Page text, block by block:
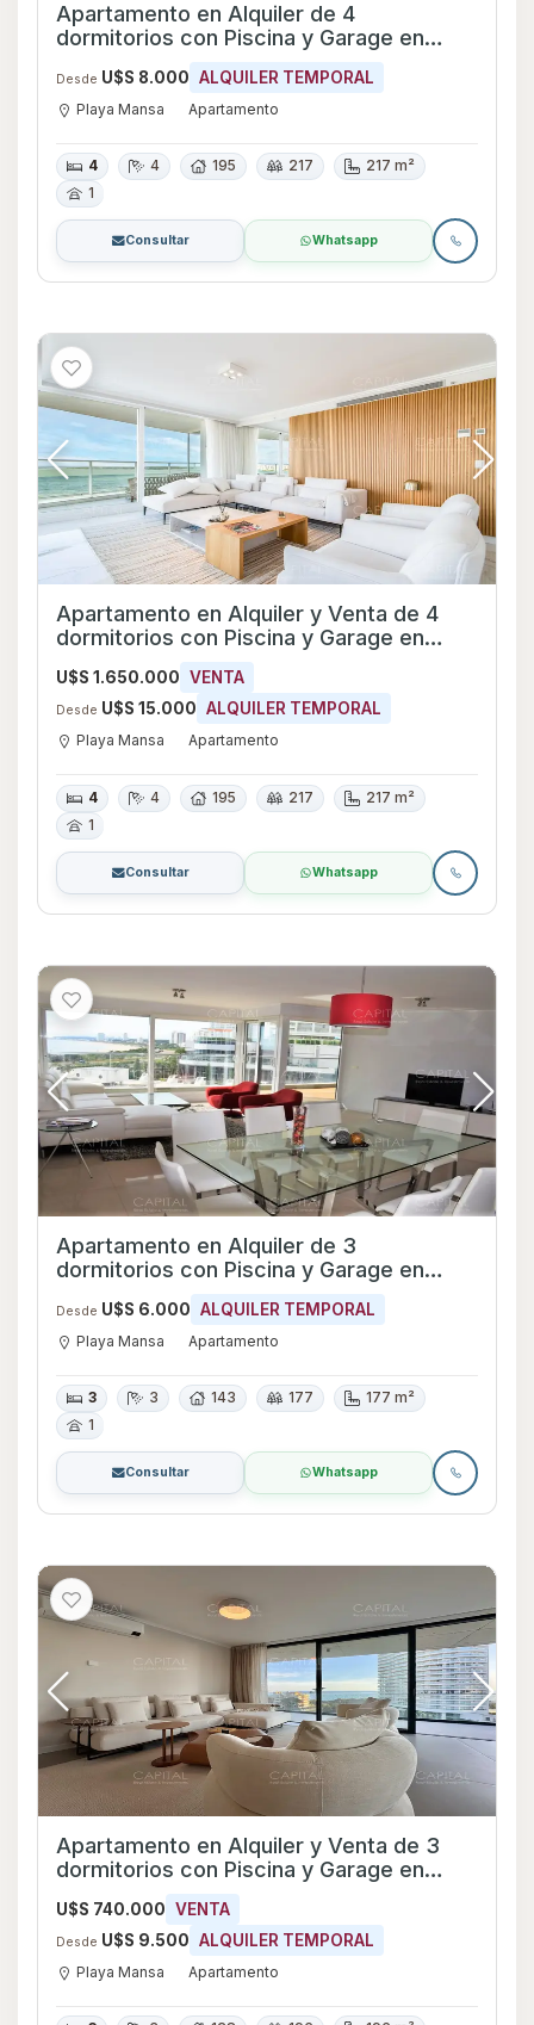
Apartamento en Alquiler de 4
dormitorios con Piscina y Garage en
Playa Mansa, Maldonado
Desde U$S 8.000 ALQUILER TEMPORAL
Playa Mansa Apartamento
4 4 195 217
217 m²
1
Consultar Whatsapp
Apartamento en Alquiler y Venta de 4
dormitorios con Piscina y Garage en
Playa Mansa, Maldonado
U$S 1.650.000 VENTA
Desde U$S 15.000 ALQUILER TEMPORAL
Playa Mansa Apartamento
4 4 195 217
217 m²
1
Consultar Whatsapp
Apartamento en Alquiler de 3
dormitorios con Piscina y Garage en
Playa Mansa, Maldonado
Desde U$S 6.000 ALQUILER TEMPORAL
Playa Mansa Apartamento
3 3 143 177
177 m²
1
Consultar Whatsapp
Apartamento en Alquiler y Venta de 3
dormitorios con Piscina y Garage en
Playa Mansa, Maldonado
U$S 740.000 VENTA
Desde U$S 9.500 ALQUILER TEMPORAL
Playa Mansa Apartamento